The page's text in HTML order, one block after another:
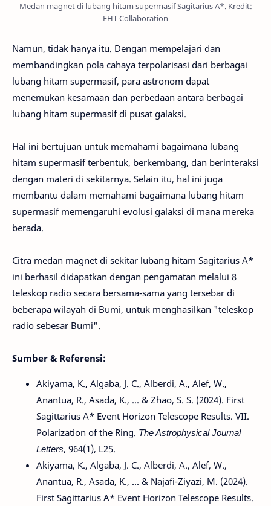
Medan magnet di lubang hitam supermasif Sagitarius A*. Kredit:
EHT Collaboration
Namun, tidak hanya itu. Dengan mempelajari dan
membandingkan pola cahaya terpolarisasi dari berbagai
lubang hitam supermasif, para astronom dapat
menemukan kesamaan dan perbedaan antara berbagai
lubang hitam supermasif di pusat galaksi.
Hal ini bertujuan untuk memahami bagaimana lubang
hitam supermasif terbentuk, berkembang, dan berinteraksi
dengan materi di sekitarnya. Selain itu, hal ini juga
membantu dalam memahami bagaimana lubang hitam
supermasif memengaruhi evolusi galaksi di mana mereka
berada.
Citra medan magnet di sekitar lubang hitam Sagitarius A*
ini berhasil didapatkan dengan pengamatan melalui 8
teleskop radio secara bersama-sama yang tersebar di
beberapa wilayah di Bumi, untuk menghasilkan "teleskop
radio sebesar Bumi".
Sumber & Referensi:
Akiyama, K., Algaba, J. C., Alberdi, A., Alef, W.,
Anantua, R., Asada, K., ... & Zhao, S. S. (2024). First
Sagittarius A* Event Horizon Telescope Results. VII.
Polarization of the Ring. The Astrophysical Journal
Letters, 964(1), L25.
Akiyama, K., Algaba, J. C., Alberdi, A., Alef, W.,
Anantua, R., Asada, K., ... & Najafi-Ziyazi, M. (2024).
First Sagittarius A* Event Horizon Telescope Results.